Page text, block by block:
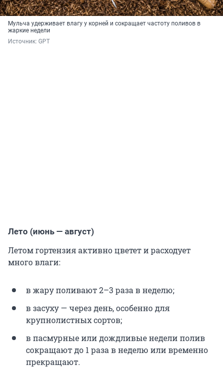
Мульча удерживает влагу у корней и сокращает частоту поливов в
жаркие недели
Источник: GPT
Лето (июнь — август)
Летом гортензия активно цветет и расходует
много влаги:
в жару поливают 2–3 раза в неделю;
в засуху — через день, особенно для
крупнолистных сортов;
в пасмурные или дождливые недели полив
сокращают до 1 раза в неделю или временно
прекращают.